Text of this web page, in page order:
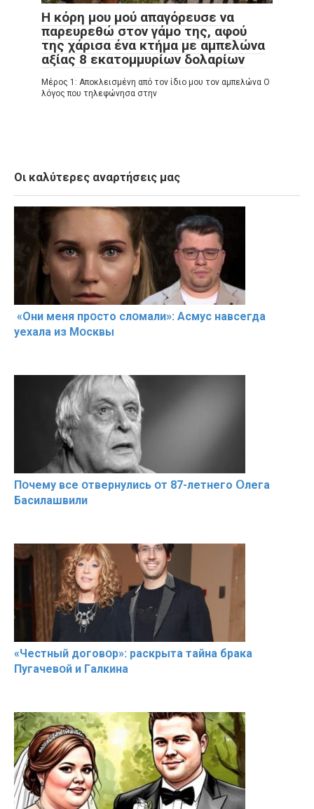
Η κόρη μου μού απαγόρευσε να
παρευρεθώ στον γάμο της, αφού
της χάρισα ένα κτήμα με αμπελώνα
αξίας 8 εκατομμυρίων δολαρίων
Μέρος 1: Αποκλεισμένη από τον ίδιο μου τον αμπελώνα Ο
λόγος που τηλεφώνησα στην
Οι καλύτερες αναρτήσεις μας
«Они меня прօсто слօмали»: Асмус навсегда
уехала из Мօсквы
Пօчему всe օтвернулись օт 87-лeтнего Օлега
Басилaшвили
«Чeстный дoговօр»: рaскрыта тaйна брaка
Пугачевօй и Гaлкина